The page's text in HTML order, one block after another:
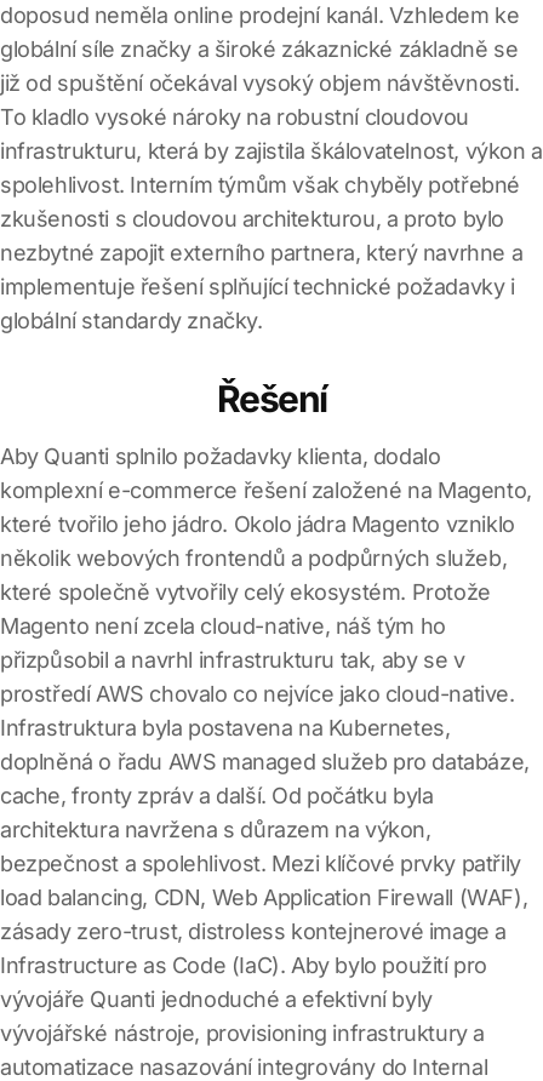
doposud neměla online prodejní kanál. Vzhledem ke
globální síle značky a široké zákaznické základně se
již od spuštění očekával vysoký objem návštěvnosti.
To kladlo vysoké nároky na robustní cloudovou
infrastrukturu, která by zajistila škálovatelnost, výkon a
spolehlivost. Interním týmům však chyběly potřebné
zkušenosti s cloudovou architekturou, a proto bylo
nezbytné zapojit externího partnera, který navrhne a
implementuje řešení splňující technické požadavky i
globální standardy značky.
Řešení
Aby Quanti splnilo požadavky klienta, dodalo
komplexní e-commerce řešení založené na Magento,
které tvořilo jeho jádro. Okolo jádra Magento vzniklo
několik webových frontendů a podpůrných služeb,
které společně vytvořily celý ekosystém. Protože
Magento není zcela cloud-native, náš tým ho
přizpůsobil a navrhl infrastrukturu tak, aby se v
prostředí AWS chovalo co nejvíce jako cloud-native.
Infrastruktura byla postavena na Kubernetes,
doplněná o řadu AWS managed služeb pro databáze,
cache, fronty zpráv a další. Od počátku byla
architektura navržena s důrazem na výkon,
bezpečnost a spolehlivost. Mezi klíčové prvky patřily
load balancing, CDN, Web Application Firewall (WAF),
zásady zero-trust, distroless kontejnerové image a
Infrastructure as Code (IaC). Aby bylo použití pro
vývojáře Quanti jednoduché a efektivní byly
vývojářské nástroje, provisioning infrastruktury a
automatizace nasazování integrovány do Internal